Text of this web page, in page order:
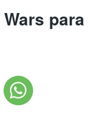
para